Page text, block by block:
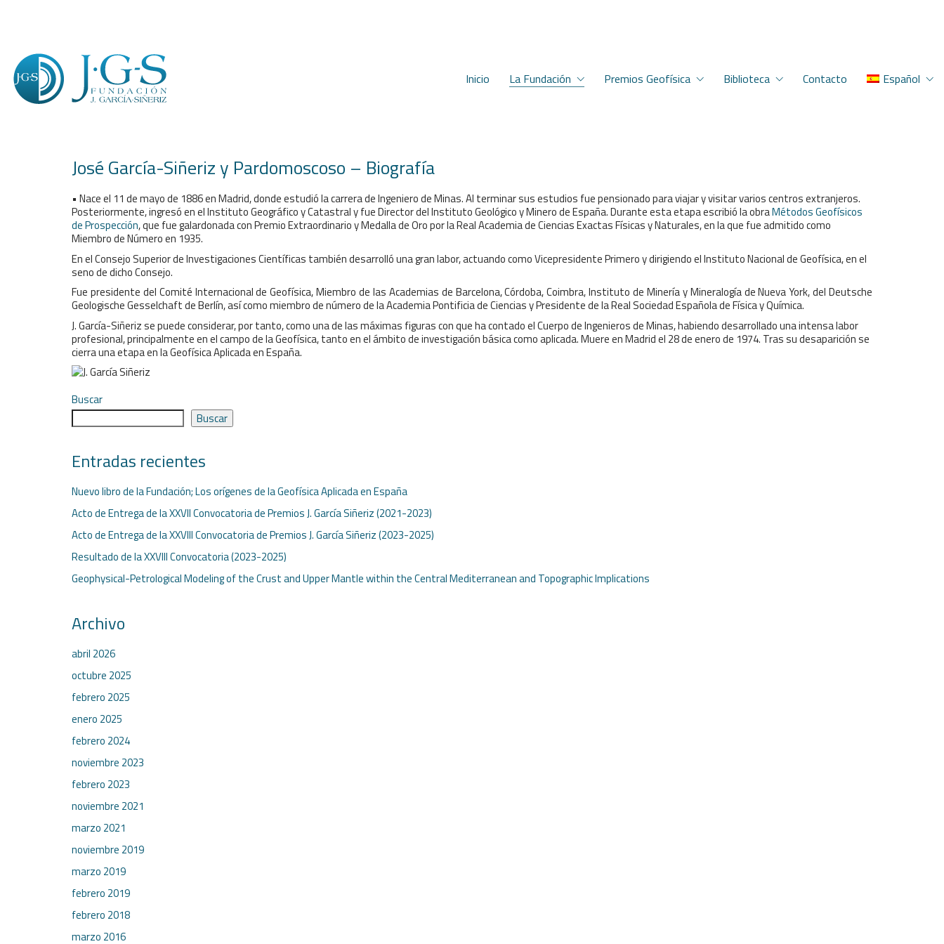
Inicio La Fundación Premios Geofísica Biblioteca Contacto Español
José García-Siñeriz y Pardomoscoso – Biografía
• Nace el 11 de mayo de 1886 en Madrid, donde estudió la carrera de Ingeniero de Minas. Al terminar sus estudios fue pensionado para viajar y visitar varios centros extranjeros.
Posteriormente, ingresó en el Instituto Geográfico y Catastral y fue Director del Instituto Geológico y Minero de España. Durante esta etapa escribió la obraMétodos Geofísicos
de Prospección, que fue galardonada con Premio Extraordinario y Medalla de Oro por la Real Academia de Ciencias Exactas Físicas y Naturales, en la que fue admitido como
Miembro de Número en 1935.
En el Consejo Superior de Investigaciones Científicas también desarrolló una gran labor, actuando como Vicepresidente Primero y dirigiendo el Instituto Nacional de Geofísica, en el
seno de dicho Consejo.
Fue presidente del Comité Internacional de Geofísica, Miembro de las Academias de Barcelona, Córdoba, Coimbra, Instituto de Minería y Mineralogía de Nueva York, del Deutsche
Geologische Gesselchaft de Berlín, así como miembro de número de la Academia Pontificia de Ciencias y Presidente de la Real Sociedad Española de Física y Química.
J. García-Siñeriz se puede considerar, por tanto, como una de las máximas figuras con que ha contado el Cuerpo de Ingenieros de Minas, habiendo desarrollado una intensa labor
profesional, principalmente en el campo de la Geofísica, tanto en el ámbito de investigación básica como aplicada. Muere en Madrid el 28 de enero de 1974. Tras su desaparición se
cierra una etapa en la Geofísica Aplicada en España.
Buscar
Buscar
Entradas recientes
Nuevo libro de la Fundación; Los orígenes de la Geofísica Aplicada en España
Acto de Entrega de la XXVII Convocatoria de Premios J. García Siñeriz (2021-2023)
Acto de Entrega de la XXVIII Convocatoria de Premios J. García Siñeriz (2023-2025)
Resultado de la XXVIII Convocatoria (2023-2025)
Geophysical-Petrological Modeling of the Crust and Upper Mantle within the Central Mediterranean and Topographic Implications
Archivo
abril 2026
octubre 2025
febrero 2025
enero 2025
febrero 2024
noviembre 2023
febrero 2023
noviembre 2021
marzo 2021
noviembre 2019
marzo 2019
febrero 2019
febrero 2018
marzo 2016